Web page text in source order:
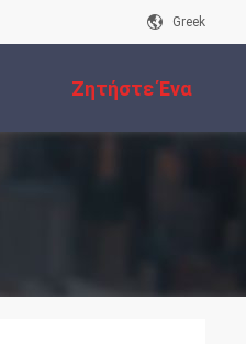
Greek
Ζητήστε Ένα
Απόσπασμα